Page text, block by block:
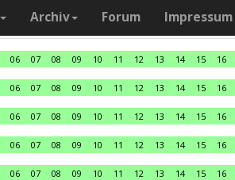
Archiv Forum Impressum
06 07 08 09 10 11 12 13 14 15 16
06 07 08 09 10 11 12 13 14 15 16
06 07 08 09 10 11 12 13 14 15 16
06 07 08 09 10 11 12 13 14 15 16
06 07 08 09 10 11 12 13 14 15 16